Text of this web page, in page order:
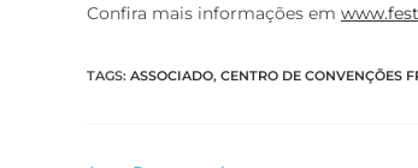
Confira mais informações em
TAGS: ASSOCIADO, CENTRO DE CONVENÇÕES